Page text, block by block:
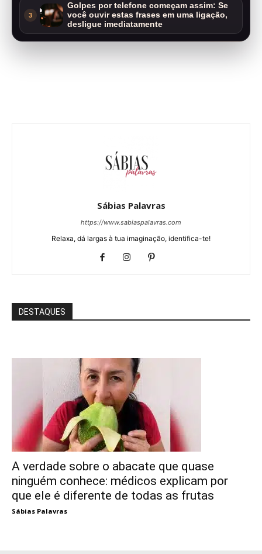
3
Golpes por telefone começam assim: Se
você ouvir estas frases em uma ligação,
desligue imediatamente
Sábias Palavras
https://www.sabiaspalavras.com
Relaxa, dá largas à tua imaginação, identifica-te!
DESTAQUES
A verdade sobre o abacate que quase
ninguém conhece: médicos explicam por
que ele é diferente de todas as frutas
Sábias Palavras